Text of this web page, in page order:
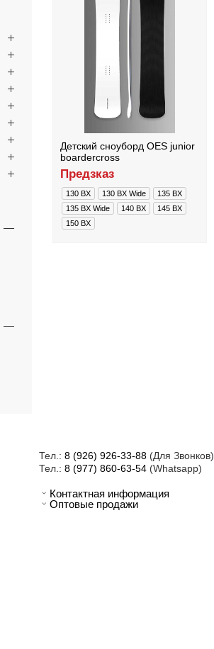
Детский сноуборд OES junior
boardercross
Предзказ
130 BX 130 BX Wide
135 BX
135 BX Wide
140 BX
145 BX
150 BX
Тел.: 8 (926) 926-33-88 (Для Звонков),
Тел.: 8 (977) 860-63-54 (Whatsapp)
Контактная информация
Оптовые продажи